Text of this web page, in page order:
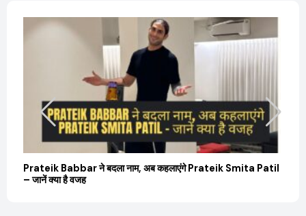
Prateik Babbar ने बदला नाम, अब कहलाएंगे Prateik Smita Patil
– जानें क्या है वजह